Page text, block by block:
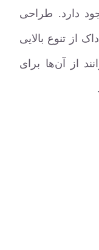
دارد. طراحی
از تنوع بالایی
از آن‌ها برای